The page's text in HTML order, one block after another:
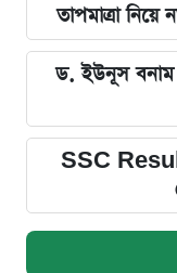
তাপমাত্রা
ড. ইউনূস বনাম
SSC Result